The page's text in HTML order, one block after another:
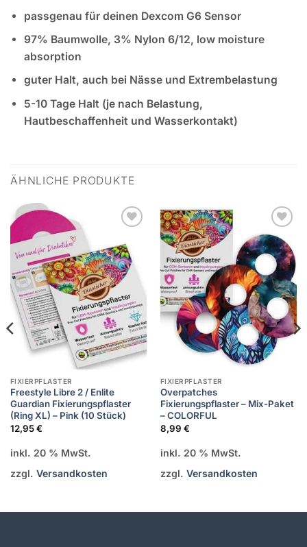
passgenau für deinen Dexcom G6 Sensor
97% Baumwolle, 3% Nylon 6/12, low moisture
absorption
guter Halt, auch bei Nässe und Extrembelastung
5-10 Tage Halt (je nach Belastung,
Hautbeschaffenheit und Wasserkontakt)
ÄHNLICHE PRODUKTE
Wunschliste
hinzufügen
FIXIERPFLASTER
Freestyle Libre 2 / Enlite
Guardian Fixierungspflaster
(Ring XL) – Pink (10 Stück)
12,95€
inkl. 20 % MwSt.
zzgl. Versandkosten
Zur
Wunschliste
hinzufügen
FIXIERPFLASTER
Overpatches
Fixierungspflaster – Mix-Paket
– COLORFUL
8,99 €
inkl. 20 % MwSt.
zzgl. Versandkosten